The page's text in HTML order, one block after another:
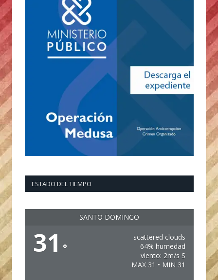
ESTADO DEL TIEMPO
SANTO DOMINGO
31 °
scattered clouds
64% humedad
viento: 2m/s S
MAX 31 • MIN 31